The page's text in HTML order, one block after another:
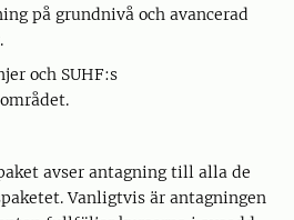
på grundnivå och avancerad
och SUHF:s
avser antagning till alla de
Vanligtvis är antagningen